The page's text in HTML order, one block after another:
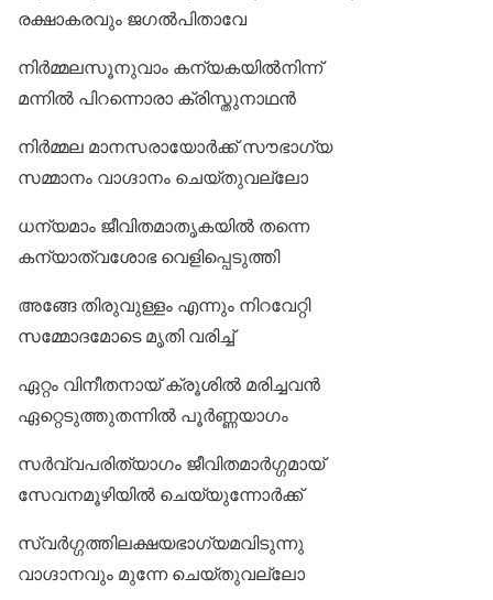
രക്ഷാകരവും ജഗല്‍പിതാവേ
നിര്‍മ്മലസൂനുവാം കന്യകയില്‍നിന്ന്
മന്നില്‍ പിറന്നൊരാ ക്രിസ്തുനാഥന്‍
നിര്‍മ്മല മാനസരായോര്‍ക്ക് സൗഭാഗ്യ
സമ്മാനം വാഗ്ദാനം ചെയ്തുവല്ലോ
ധന്യമാം ജീവിതമാതൃകയില്‍ തന്നെ
കന്യാത്വശോഭ വെളിപ്പെടുത്തി
അങ്ങേ തിരുവുള്ളം എന്നും നിറവേറ്റി
സമ്മോദമോടെ മൃതി വരിച്ച്
ഏറ്റം വിനീതനായ് ക്രൂശില്‍ മരിച്ചവന്‍
ഏറ്റെടുത്തുതന്നില്‍ പൂര്‍ണ്ണയാഗം
സര്‍വ്വപരിത്യാഗം ജീവിതമാര്‍ഗ്ഗമായ്
സേവനമൂഴിയില്‍ ചെയ്യുന്നോര്‍ക്ക്
സ്വര്‍ഗ്ഗത്തിലക്ഷയഭാഗ്യമവിടുന്നു
വാഗ്ദാനവും മുന്നേ ചെയ്തുവല്ലോ